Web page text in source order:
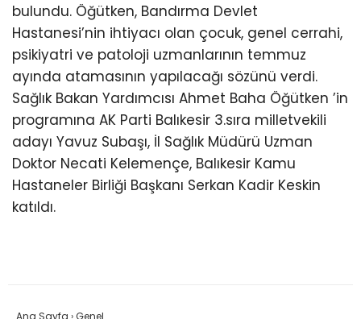
bulundu. Öğütken, Bandırma Devlet
Hastanesi’nin ihtiyacı olan çocuk, genel cerrahi,
psikiyatri ve patoloji uzmanlarının temmuz
ayında atamasının yapılacağı sözünü verdi.
Sağlık Bakan Yardımcısı Ahmet Baha Öğütken ’in
programına AK Parti Balıkesir 3.sıra milletvekili
adayı Yavuz Subaşı, İl Sağlık Müdürü Uzman
Doktor Necati Kelemençe, Balıkesir Kamu
Hastaneler Birliği Başkanı Serkan Kadir Keskin
katıldı.
Ana Sayfa ›Genel